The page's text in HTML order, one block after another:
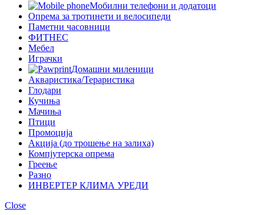
Мобилни телефони и додатоци
Опрема за тротинети и велосипеди
Паметни часовници
ФИТНЕС
Мебел
Играчки
Домашни миленици
Акваристика/Тераристика
Глодари
Кучиња
Мачиња
Птици
Промоција
Акција (до трошење на залиха)
Компјутерска опрема
Греење
Разно
ИНВЕРТЕР КЛИМА УРЕДИ
Close